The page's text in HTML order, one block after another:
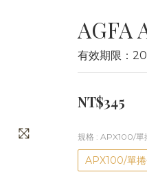
AGFA
有效期限：
NT$345
規格 : APX100/單
APX100/單